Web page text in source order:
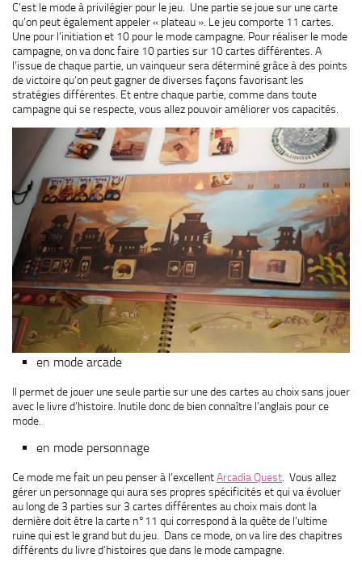
C’est le mode à privilégier pour le jeu. Une partie se joue sur une carte
qu’on peut également appeler « plateau ». Le jeu comporte 11 cartes.
Une pour l’initiation et 10 pour le mode campagne. Pour réaliser le mode
campagne, on va donc faire 10 parties sur 10 cartes différentes. A
l’issue de chaque partie, un vainqueur sera déterminé grâce à des points
de victoire qu’on peut gagner de diverses façons favorisant les
stratégies différentes. Et entre chaque partie, comme dans toute
campagne qui se respecte, vous allez pouvoir améliorer vos capacités.
en mode arcade
Il permet de jouer une seule partie sur une des cartes au choix sans jouer
avec le livre d’histoire. Inutile donc de bien connaître l’anglais pour ce
mode.
en mode personnage
Ce mode me fait un peu penser à l’excellentArcadia Quest. Vous allez
gérer un personnage qui aura ses propres spécificités et qui va évoluer
au long de 3 parties sur 3 cartes différentes au choix mais dont la
dernière doit être la carte n°11 qui correspond à la quête de l’ultime
ruine qui est le grand but du jeu. Dans ce mode, on va lire des chapitres
différents du livre d’histoires que dans le mode campagne.